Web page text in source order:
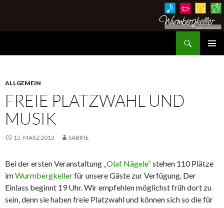
ALLGEMEIN
FREIE PLATZWAHL UND
MUSIK
15. MÄRZ 2013 SABINE
Bei der ersten Veranstaltung „Olaf Nägele“stehen 110 Plätze
imWurmbergkellerfür unsere Gäste zur Verfügung. Der
Einlass beginnt 19 Uhr. Wir empfehlen möglichst früh dort zu
sein, denn sie haben freie Platzwahl und können sich so die für